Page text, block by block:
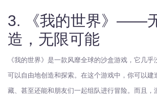
3. 《我的世界》——
造，无限可能
《我的世界》是一款风靡全球的沙盒游戏，它几
可以自由地创造和探索。在这个游戏中，你可以建
藏、甚至还能和朋友们一起组队进行冒险。而且，